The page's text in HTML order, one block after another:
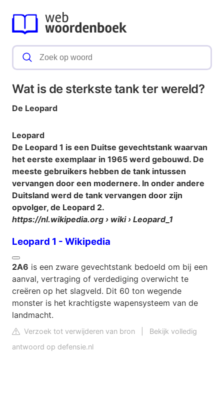
Wat is de sterkste tank ter wereld?
De Leopard
Leopard
De Leopard 1 is een Duitse gevechtstank waarvan
het eerste exemplaar in 1965 werd gebouwd. De
meeste gebruikers hebben de tank intussen
vervangen door een modernere. In onder andere
Duitsland werd de tank vervangen door zijn
opvolger, de Leopard 2.
https://nl.wikipedia.org › wiki › Leopard_1
Leopard 1 - Wikipedia
2A6 is een zware gevechtstank bedoeld om bij een
aanval, vertraging of verdediging overwicht te
creëren op het slagveld. Dit 60 ton wegende
monster is het krachtigste wapensysteem van de
landmacht.
Verzoek tot verwijderen van bron
Bekijk volledig
antwoord op defensie.nl